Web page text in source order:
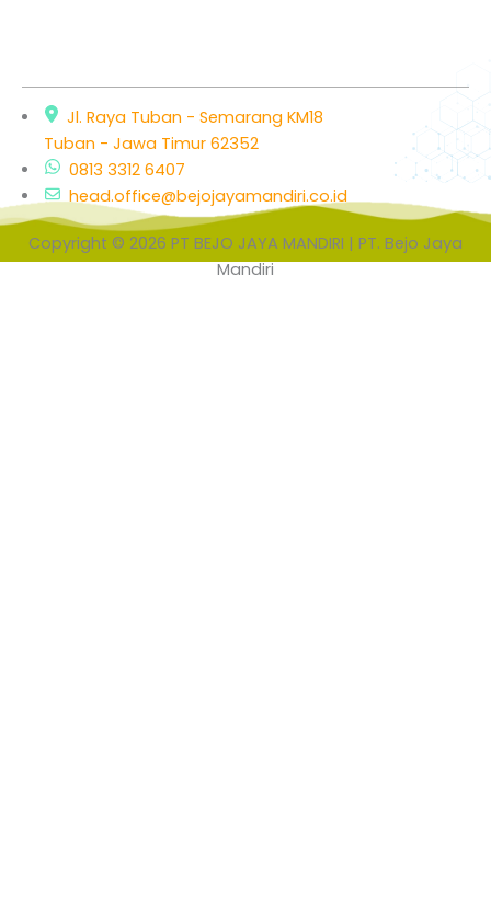
Jl. Raya Tuban - Semarang KM18
Tuban - Jawa Timur 62352
0813 3312 6407
head.office@bejojayamandiri.co.id
Copyright © 2026 PT BEJO JAYA MANDIRI | PT. Bejo Jaya
Mandiri